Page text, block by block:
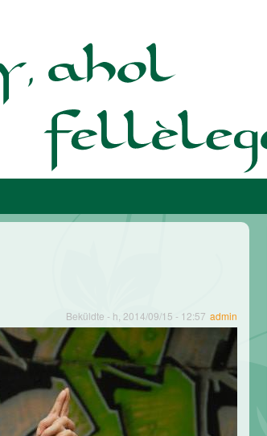
Beküldte admin
- h, 2014/09/15 - 12:57